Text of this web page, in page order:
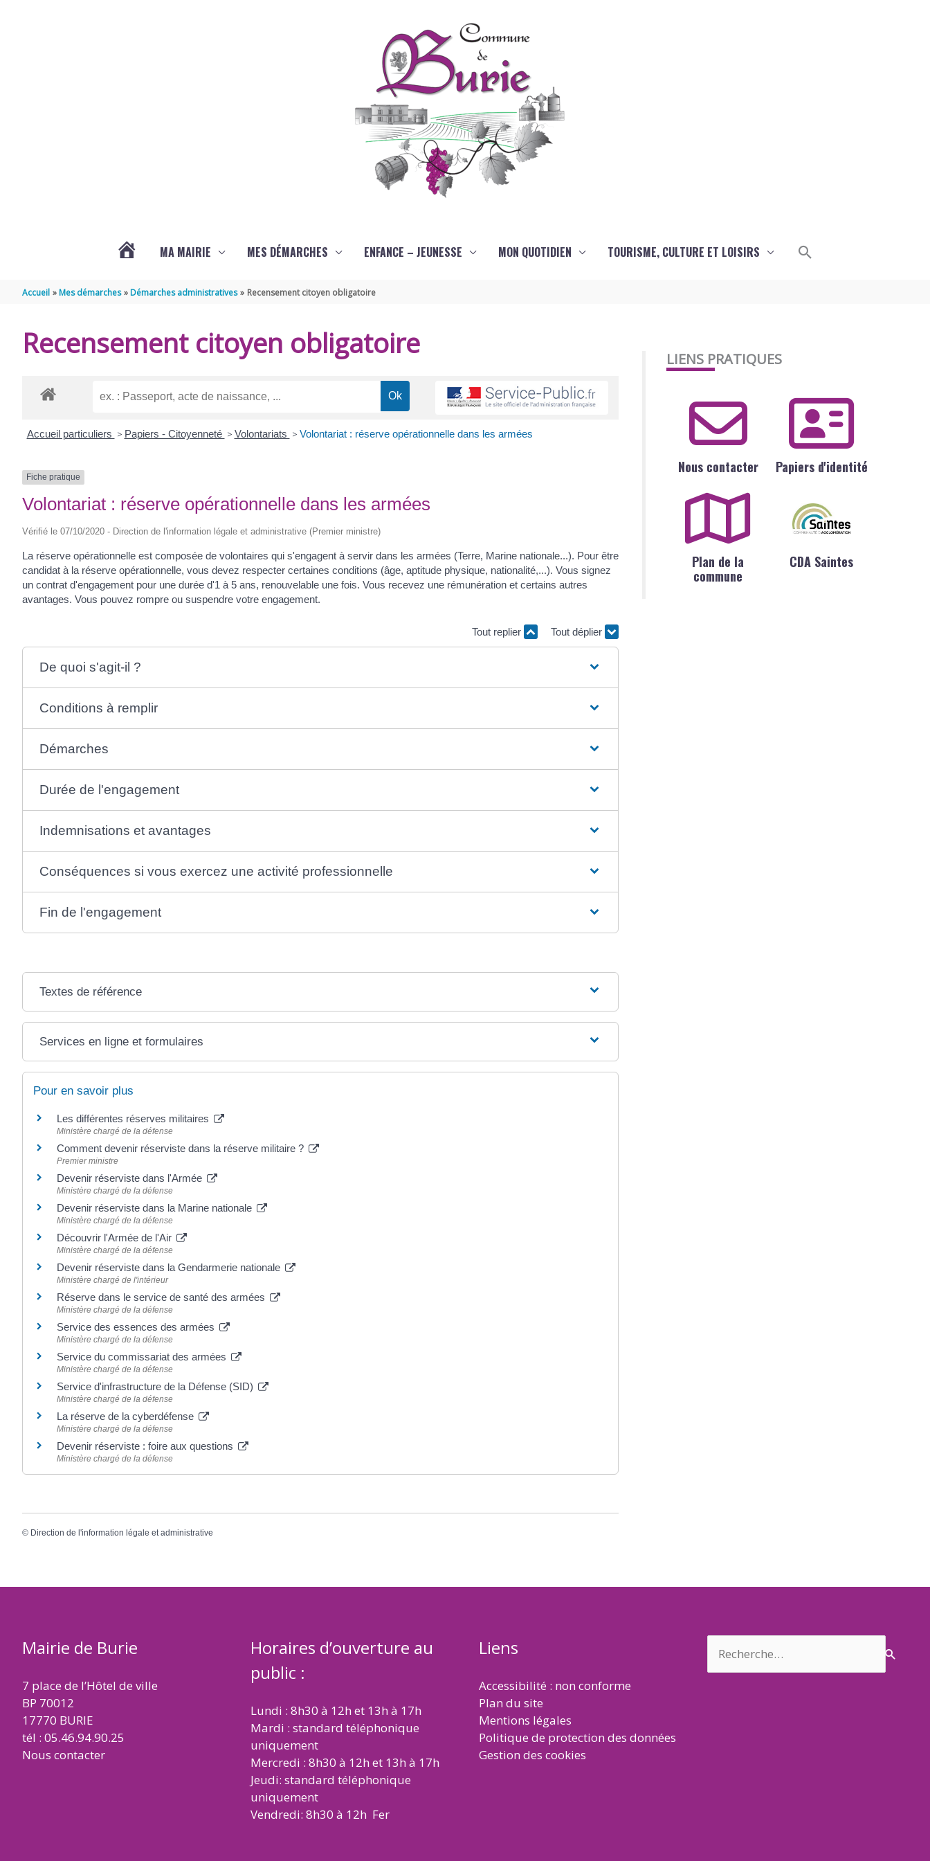
MA MAIRIE MES DÉMARCHES ENFANCE – JEUNESSE MON QUOTIDIEN TOURISME, CULTURE ET LOISIRS Rechercher
Accueil Mes démarches Démarches administratives Recensement citoyen obligatoire
Recensement citoyen obligatoire
Accueil particuliers > Papiers - Citoyenneté > Volontariats > Volontariat : réserve opérationnelle dans les armées
Fiche pratique
Volontariat : réserve opérationnelle dans les armées
Vérifié le 07/10/2020 - Direction de l'information légale et administrative (Premier ministre)
La réserve opérationnelle est composée de volontaires qui s'engagent à servir dans les armées (Terre, Marine nationale...). Pour être
candidat à la réserve opérationnelle, vous devez respecter certaines conditions (âge, aptitude physique, nationalité,...). Vous signez
un contrat d'engagement pour une durée d'1 à 5 ans, renouvelable une fois. Vous recevez une rémunération et certains autres
avantages. Vous pouvez rompre ou suspendre votre engagement.
Tout replier Tout déplier
De quoi s'agit-il ?
Conditions à remplir
Démarches
Durée de l'engagement
Indemnisations et avantages
Conséquences si vous exercez une activité professionnelle
Fin de l'engagement
Textes de référence
Services en ligne et formulaires
Pour en savoir plus
Les différentes réserves militaires
Ministère chargé de la défense
Comment devenir réserviste dans la réserve militaire ?
Premier ministre
Devenir réserviste dans l'Armée
Ministère chargé de la défense
Devenir réserviste dans la Marine nationale
Ministère chargé de la défense
Découvrir l'Armée de l'Air
Ministère chargé de la défense
Devenir réserviste dans la Gendarmerie nationale
Ministère chargé de l'intérieur
Réserve dans le service de santé des armées
Ministère chargé de la défense
Service des essences des armées
Ministère chargé de la défense
Service du commissariat des armées
Ministère chargé de la défense
Service d'infrastructure de la Défense (SID)
Ministère chargé de la défense
La réserve de la cyberdéfense
Ministère chargé de la défense
Devenir réserviste : foire aux questions
Ministère chargé de la défense
© Direction de l'information légale et administrative
LIENS PRATIQUES
Nous contacter Papiers d'identité
Plan de la
commune
CDA Saintes
Mairie de Burie
7 place de l’Hôtel de ville
BP 70012
17770 BURIE
tél : 05.46.94.90.25
Nous contacter
Horaires d’ouverture au
public :
Lundi : 8h30 à 12h et 13h à 17h
Mardi : standard téléphonique
uniquement
Mercredi : 8h30 à 12h et 13h à 17h
Jeudi: standard téléphonique
uniquement
Vendredi: 8h30 à 12h Fer
Liens
Accessibilité : non conforme
Plan du site
Mentions légales
Politique de protection des données
Gestion des cookies